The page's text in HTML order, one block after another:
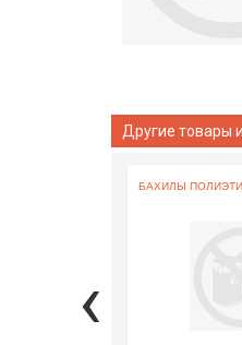
Другие товары
БАХИЛЫ
‹